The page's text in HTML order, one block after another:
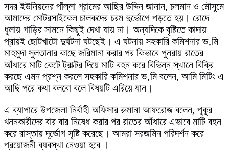
সদর ইউনিয়নের পাঁল্লা গ্রামের আছির উদ্দিন জানান, চলমান ও মৌসুমে
আমাদের মোটরসাইকেল চালকদের চরম দুর্ভোগে পড়তে হয়। রোদে
ধুলায় গাড়ির সামনে কিছুই দেখা যায় না। অন্যদিকে বৃষ্টিতে কাদায়
প্রায়ই ছোটখাটো দুর্ঘটনা ঘটছেই। এ ঘটনায় সহকারি কমিশনার ভ‚মি
মাহমুদা সুলতানার কাছে জরিমানা করার পর কিভাবে পুনরায় রাতের
আঁধারে মাটি কেটে ট্রাক্টর দিয়ে মাটি বহন করে বিভিন্ন স্থানে বিক্রি
করছে এমন প্রশ্ন করলে সহকারি কমিশনার ভ‚মি বলেন, আমি মিটিং এ
আছি পরে কথা বলবো বলে বিষয়টি এরিয়ে যান।
এ ব্যাপারে উপজেলা নির্বাহী অফিসার রুমানা আফরোজ বলেন, পুকুর
খননকারীদের বার বার নিষেধ করার পর রাতের আঁধারে এভাবে মাটি বহন
করে রাস্তায় দূর্ভোগ সৃষ্টি করেছে। আমরা সরজমিন পরিদর্শন করে
প্রয়োজনী ব্যবস্থা নেওয়া হবে ।